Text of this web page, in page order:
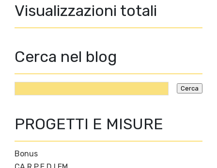
Visualizzazioni totali
Cerca nel blog
PROGETTI E MISURE
Bonus